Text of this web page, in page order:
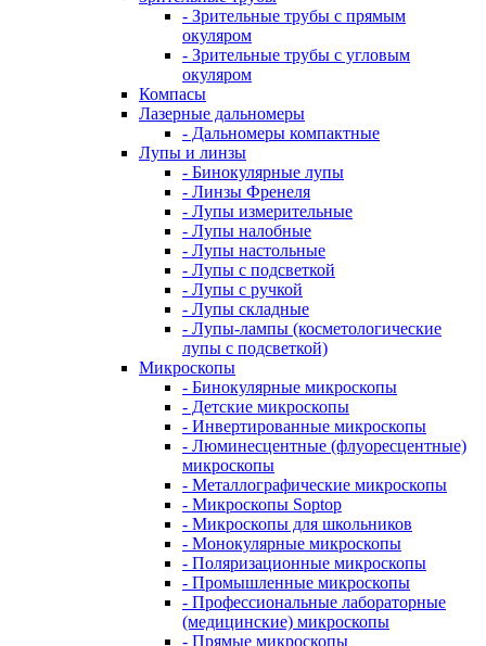
- Зрительные трубы с прямым
окуляром
- Зрительные трубы с угловым
окуляром
Компасы
Лазерные дальномеры
- Дальномеры компактные
Лупы и линзы
- Бинокулярные лупы
- Линзы Френеля
- Лупы измерительные
- Лупы налобные
- Лупы настольные
- Лупы с подсветкой
- Лупы с ручкой
- Лупы складные
- Лупы-лампы (косметологические
лупы с подсветкой)
Микроскопы
- Бинокулярные микроскопы
- Детские микроскопы
- Инвертированные микроскопы
- Люминесцентные (флуоресцентные)
микроскопы
- Металлографические микроскопы
- Микроскопы Soptop
- Микроскопы для школьников
- Монокулярные микроскопы
- Поляризационные микроскопы
- Промышленные микроскопы
- Профессиональные лабораторные
(медицинские) микроскопы
- Прямые микроскопы